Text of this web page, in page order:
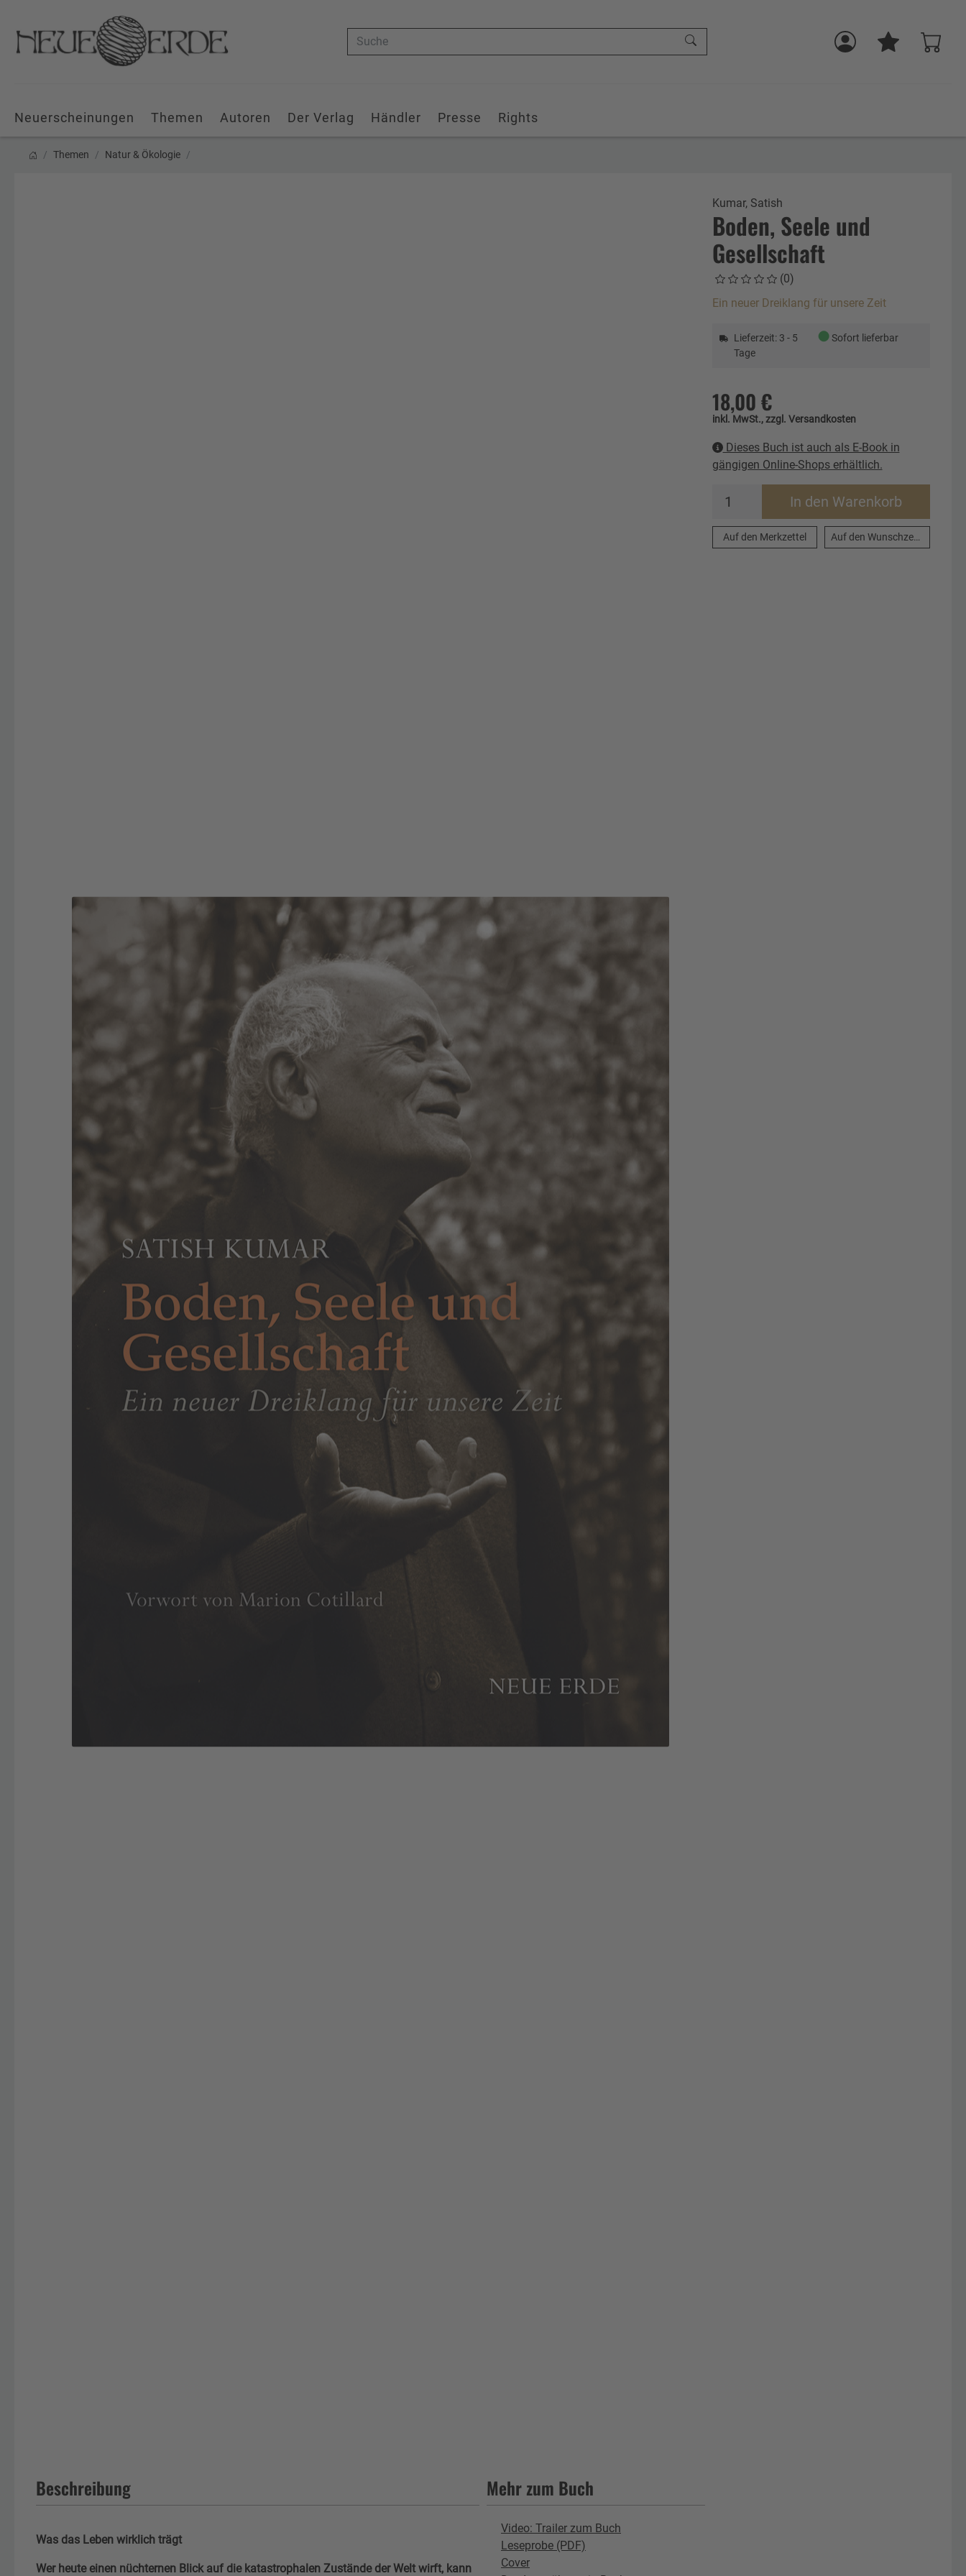
Suche
Neuerscheinungen Themen Autoren Der Verlag Händler Presse Rights
Themen Natur & Ökologie
Kumar, Satish
Boden, Seele und
Gesellschaft
(0)
Ein neuer Dreiklang für unsere Zeit
Lieferzeit: 3 - 5
Tage
●Sofort lieferbar
18,00 €
inkl. MwSt., zzgl. Versandkosten
Dieses Buch ist auch als E-Book in
gängigen Online-Shops erhältlich.
In den Warenkorb
Auf den Merkzettel Auf den Wunschzettel
Beschreibung
Was das Leben wirklich trägt
Wer heute einen nüchternen Blick auf die katastrophalen Zustände der Welt wirft, kann
Mehr zum Buch
Video: Trailer zum Buch
Leseprobe (PDF)
Cover